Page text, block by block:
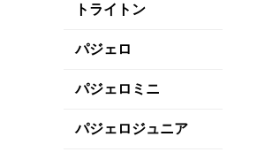
トライトン
パジェロ
パジェロミニ
パジェロジュニア